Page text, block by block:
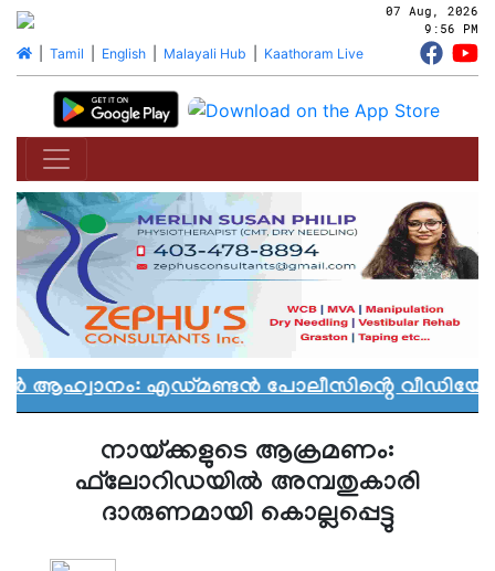
07 Aug, 2026
9:56 PM
| Tamil English| Malayali Hub Kaathoram Live
എഡ്മണ്ടൻ പോലീസിൻ്റെ വീഡിയോ
നായ്ക്കളുടെ ആക്രമണം:
ഫ്‌ലോറിഡയില്‍ അമ്പതുകാരി
ദാരുണമായി കൊല്ലപ്പെട്ടു